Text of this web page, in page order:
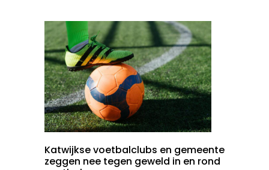
Katwijkse voetbalclubs en gemeente
zeggen nee tegen geweld in en rond